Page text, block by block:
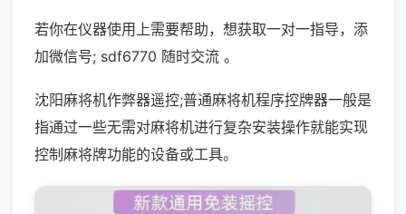
若你在仪器使用上需要帮助，想获取一对一指导，添
加微信号; sdf6770 随时交流 。
沈阳麻将机作弊器遥控;普通麻将机程序控牌器一般是
指通过一些无需对麻将机进行复杂安装操作就能实现
控制麻将牌功能的设备或工具。